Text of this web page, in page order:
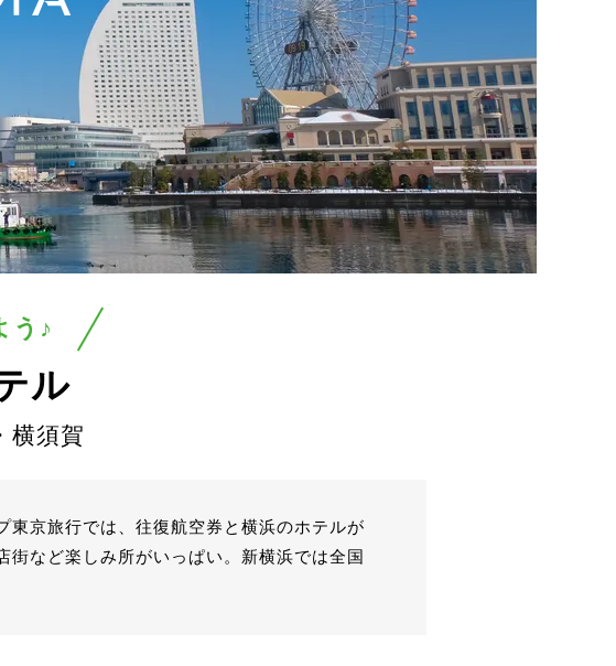
う♪
ル
横須賀
東京旅行では、往復航空券と横浜のホテルが
など楽しみ所がいっぱい。新横浜では全国